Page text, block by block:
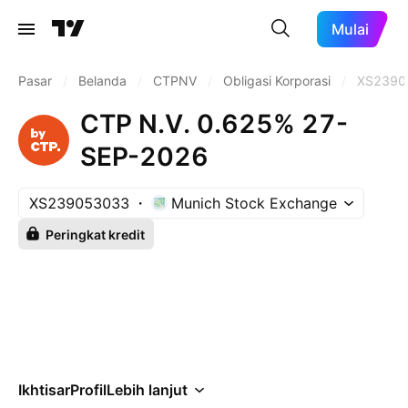
Mulai
Pasar Belanda CTPNV Obligasi Korporasi
CTP N.V. 0.625% 27-
SEP-2026
XS239053033 Munich Stock Exchange
Peringkat kredit
IkhtisarProfilLebih lanjut